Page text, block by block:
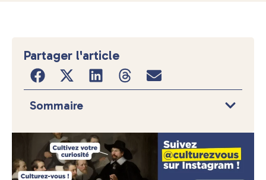
Partager l'article
Sommaire